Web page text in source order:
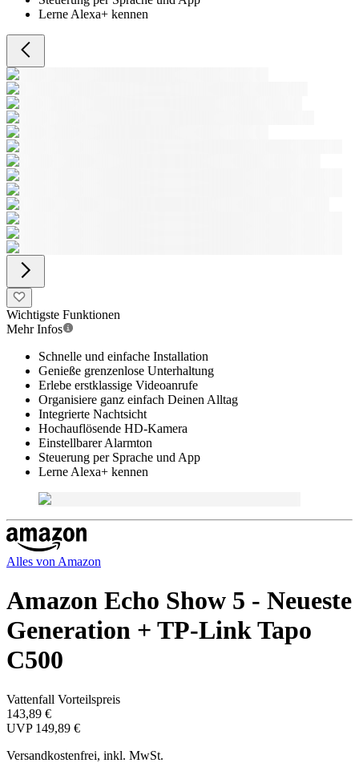
Lerne Alexa+ kennen
Wichtigste Funktionen
Mehr Infos
Schnelle und einfache Installation
Genieße grenzenlose Unterhaltung
Erlebe erstklassige Videoanrufe
Organisiere ganz einfach Deinen Alltag
Integrierte Nachtsicht
Hochauflösende HD-Kamera
Einstellbarer Alarmton
Steuerung per Sprache und App
Lerne Alexa+ kennen
Alles von Amazon
Amazon Echo Show 5 - Neueste
Generation + TP-Link Tapo
C500
Vattenfall Vorteilspreis
143,89 €
UVP 149,89 €
Versandkostenfrei, inkl. MwSt.